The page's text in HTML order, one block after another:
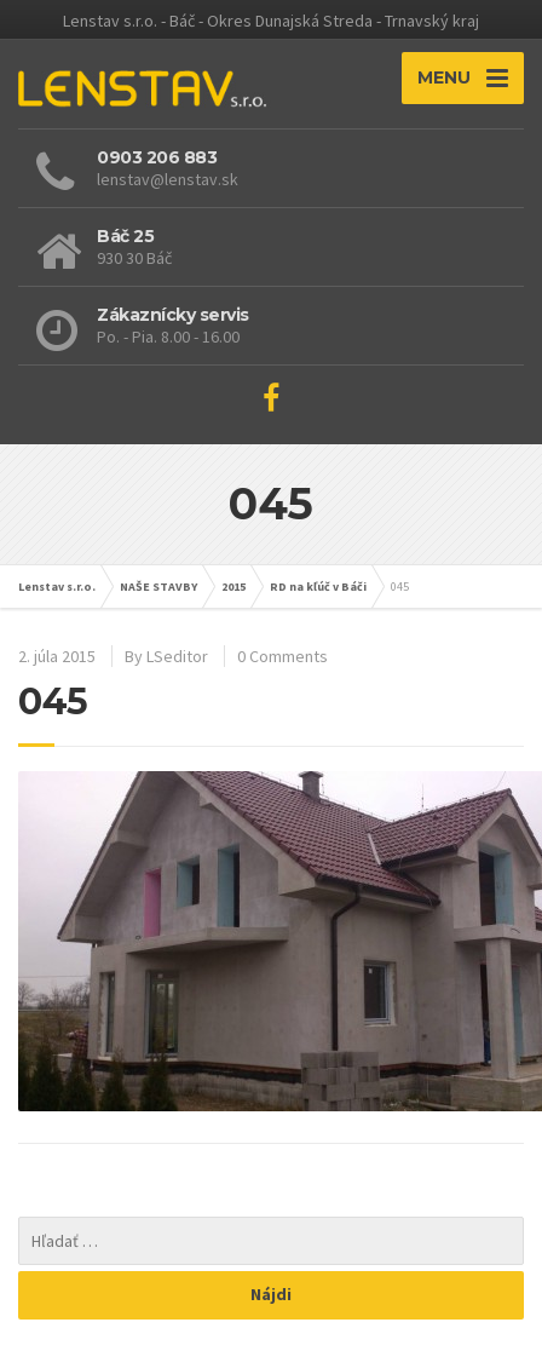
Lenstav s.r.o. - Báč - Okres Dunajská Streda - Trnavský kraj
MENU
0903 206 883
lenstav@lenstav.sk
Báč 25
930 30 Báč
Zákaznícky servis
Po. - Pia. 8.00 - 16.00
045
Lenstav s.r.o. NAŠE STAVBY 2015 RD na kľúč v Báči 045
2. júla 2015 By LSeditor 0 Comments
045